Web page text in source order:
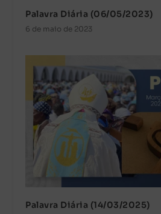
Palavra Diária (06/05/2023)
6 de maio de 2023
Palavra Diária (14/03/2025)